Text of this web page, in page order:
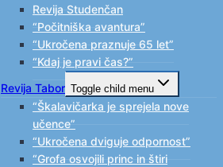
Revija Studenčan
“Počitniška avantura”
“Ukročena praznuje 65 let”
“Kdaj je pravi čas?”
Revija Tabor Toggle child menu
“Škalavičarka je sprejela nove
učence”
“Ukročena dviguje odpornost”
“Grofa osvojili princ in štiri